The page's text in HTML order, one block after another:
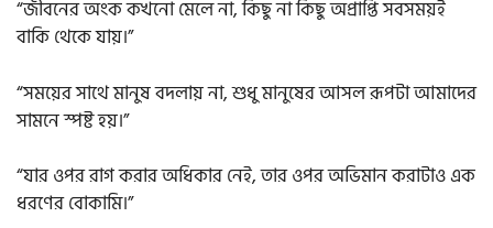
“জীবনের অংক কখনো মেলে না, কিছু না কিছু অপ্রাপ্তি সবসময়ই
বাকি থেকে যায়।”
“সময়ের সাথে মানুষ বদলায় না, শুধু মানুষের আসল রূপটা আমাদের
সামনে স্পষ্ট হয়।”
“যার ওপর রাগ করার অধিকার নেই, তার ওপর অভিমান করাটাও এক
ধরণের বোকামি।”